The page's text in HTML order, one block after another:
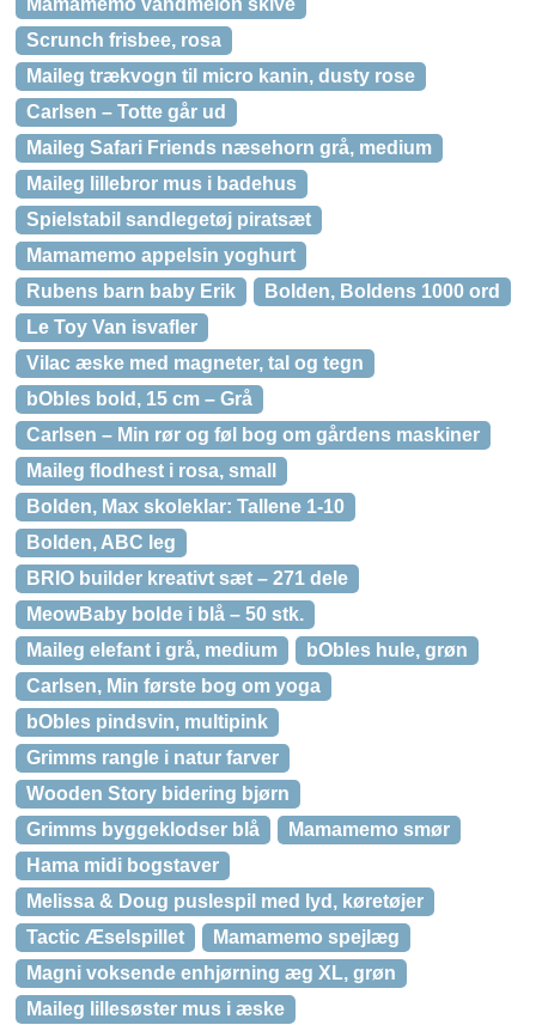
Mamamemo vandmelon skive
Scrunch frisbee, rosa
Maileg trækvogn til micro kanin, dusty rose
Carlsen – Totte går ud
Maileg Safari Friends næsehorn grå, medium
Maileg lillebror mus i badehus
Spielstabil sandlegetøj piratsæt
Mamamemo appelsin yoghurt
Rubens barn baby Erik
Bolden, Boldens 1000 ord
Le Toy Van isvafler
Vilac æske med magneter, tal og tegn
bObles bold, 15 cm – Grå
Carlsen – Min rør og føl bog om gårdens maskiner
Maileg flodhest i rosa, small
Bolden, Max skoleklar: Tallene 1-10
Bolden, ABC leg
BRIO builder kreativt sæt – 271 dele
MeowBaby bolde i blå – 50 stk.
Maileg elefant i grå, medium
bObles hule, grøn
Carlsen, Min første bog om yoga
bObles pindsvin, multipink
Grimms rangle i natur farver
Wooden Story bidering bjørn
Grimms byggeklodser blå
Mamamemo smør
Hama midi bogstaver
Melissa & Doug puslespil med lyd, køretøjer
Tactic Æselspillet
Mamamemo spejlæg
Magni voksende enhjørning æg XL, grøn
Maileg lillesøster mus i æske